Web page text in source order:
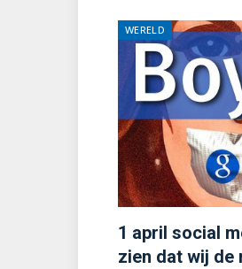
WERELD
1 april social
zien dat wij de